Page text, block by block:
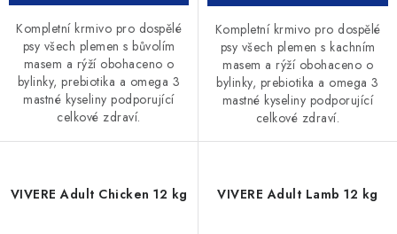
Kompletní krmivo pro dospělé
psy všech plemen s bůvolím
masem a rýží obohaceno o
bylinky, prebiotika a omega 3
mastné kyseliny podporující
celkové zdraví.
Kompletní krmivo pro dospělé
psy všech plemen s kachním
masem a rýží obohaceno o
bylinky, prebiotika a omega 3
mastné kyseliny podporující
celkové zdraví.
VIVERE Adult Chicken 12 kg VIVERE Adult Lamb 12 kg